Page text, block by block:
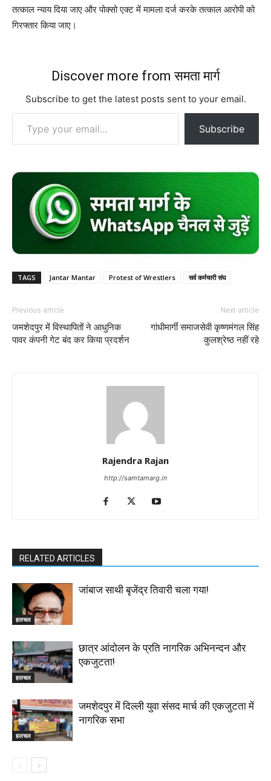
तत्काल न्याय दिया जाए और पोक्सो एक्ट में मामला दर्ज करके तत्काल आरोपी को
गिरफ्तार किया जाए।
Discover more from समता मार्ग
Subscribe to get the latest posts sent to your email.
Type your email…
Subscribe
TAGS Jantar Mantar Protest of Wrestlers सर्व कर्मचारी संघ
Previous article
जमशेदपुर में विस्थापितों ने आधुनिक
पावर कंपनी गेट बंद कर किया प्रदर्शन
Next article
गांधीमार्गी समाजसेवी कृष्णमंगल सिंह
कुलश्रेष्ठ नहीं रहे
Rajendra Rajan
http://samtamarg.in
RELATED ARTICLES
हलचल
जांबाज साथी बृजेंद्र तिवारी चला गया!
हलचल
छात्र आंदोलन के प्रति नागरिक अभिनन्दन और
एकजुटता!
हलचल
जमशेदपुर में दिल्ली युवा संसद मार्च की एकजुटता में
नागरिक सभा